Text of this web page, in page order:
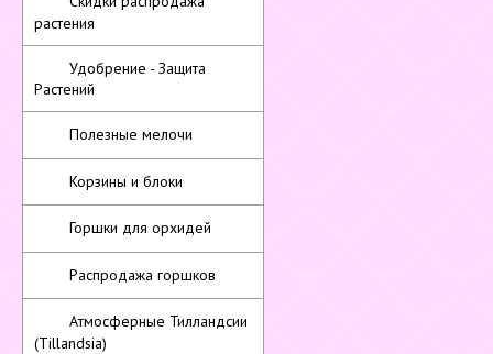
растения
Удобрение - Защита
Растений
Полезные мелочи
Корзины и блоки
Горшки для орхидей
Распродажа горшков
Атмосферные Тилландсии
(Tillandsia)